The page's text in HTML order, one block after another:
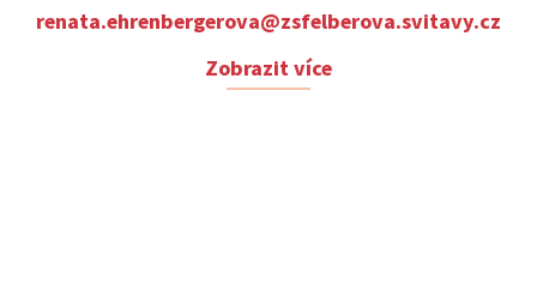
renata.ehrenbergerova@zsfelberova.svitavy.cz
Zobrazit více